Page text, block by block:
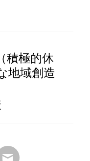
積極的休
地域創造